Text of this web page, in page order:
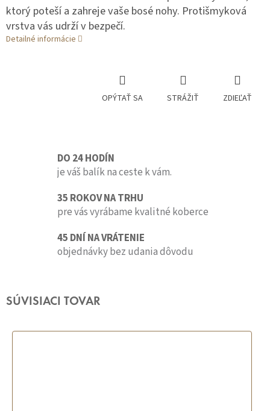
ktorý poteší a zahreje vaše bosé nohy. Protišmyková
vrstva vás udrží v bezpečí.
Detailné informácie
OPÝTAŤ SA STRÁŽIŤ ZDIEĽAŤ
DO 24 HODÍN
je váš balík na ceste k vám.
35 ROKOV NA TRHU
pre vás vyrábame kvalitné koberce
45 DNÍ NA VRÁTENIE
objednávky bez udania dôvodu
SÚVISIACI TOVAR